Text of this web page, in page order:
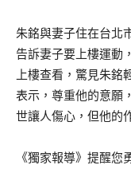
朱銘與妻子住在台北
告訴妻子要上樓運動
上樓查看，驚見朱
表示，尊重他的意願
世讓人傷心，但他的
《獨家報導》提醒